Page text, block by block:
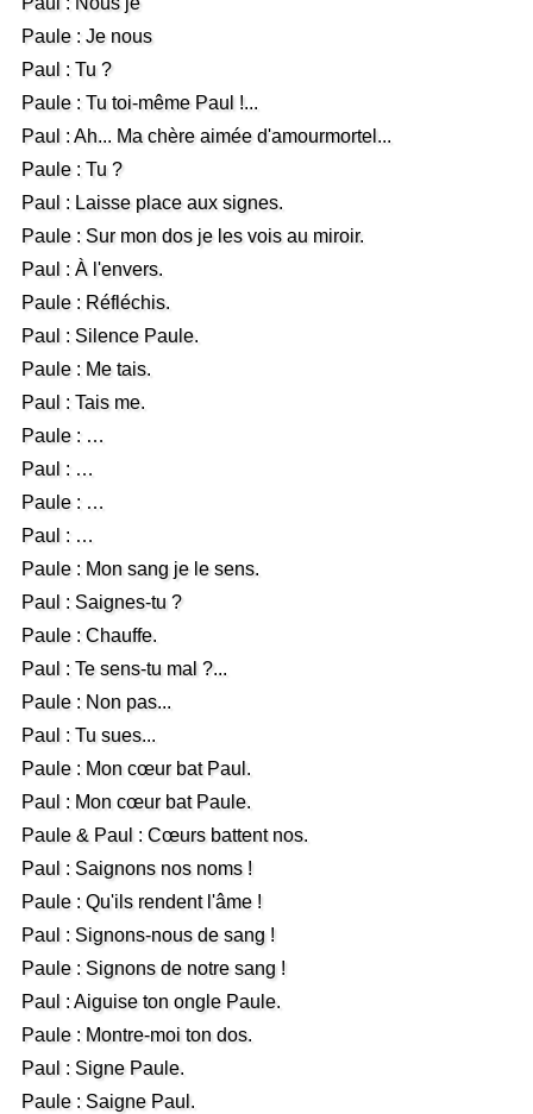
Paule : Je nous
Paul : Tu ?
Paule : Tu toi-même Paul !...
Paul : Ah... Ma chère aimée d'amourmortel...
Paule : Tu ?
Paul : Laisse place aux signes.
Paule : Sur mon dos je les vois au miroir.
Paul : À l'envers.
Paule : Réfléchis.
Paul : Silence Paule.
Paule : Me tais.
Paul : Tais me.
Paule : …
Paul : …
Paule : …
Paul : …
Paule : Mon sang je le sens.
Paul : Saignes-tu ?
Paule : Chauffe.
Paul : Te sens-tu mal ?...
Paule : Non pas...
Paul : Tu sues...
Paule : Mon cœur bat Paul.
Paul : Mon cœur bat Paule.
Paule & Paul : Cœurs battent nos.
Paul : Saignons nos noms !
Paule : Qu'ils rendent l'âme !
Paul : Signons-nous de sang !
Paule : Signons de notre sang !
Paul : Aiguise ton ongle Paule.
Paule : Montre-moi ton dos.
Paul : Signe Paule.
Paule : Saigne Paul.